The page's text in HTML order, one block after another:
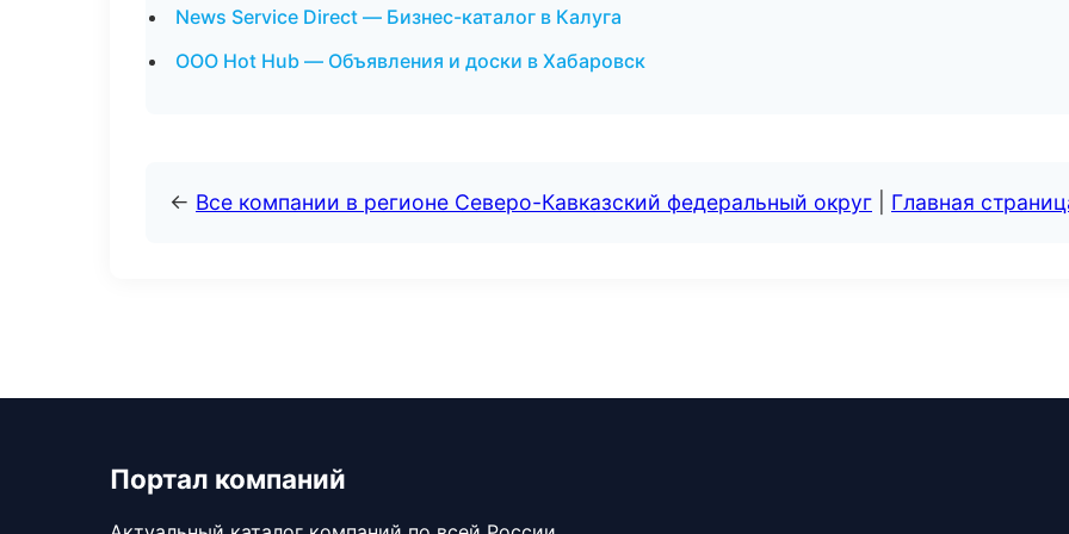
News Service Direct — Бизнес-каталог в Калуга
ООО Hot Hub — Объявления и доски в Хабаровск
← Все компании в регионе Северо-Кавказский федеральный округ Главная
Портал компаний